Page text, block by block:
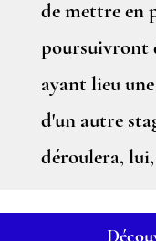
de mettre en
poursuivront
ayant lieu
d'un autre
déroulera,